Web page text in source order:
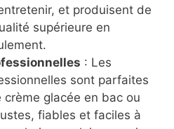
et produisent de
supérieure en
: Les
sont parfaites
glacée en bac ou
fiables et faciles à